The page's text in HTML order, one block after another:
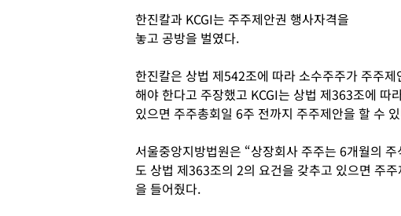
한진칼과 KCGI는 주주제안권 행사자격을
놓고 공방을 벌였다.
한진칼은 상법 제542조에 따라 소수주주가 주주
해야 한다고 주장했고 KCGI는 상법 제363조에 따
있으면 주주총회일 6주 전까지 주주제안을 할 수
서울중앙지방법원은 “상장회사 주주는 6개월의
도 상법 제363조의 2의 요건을 갖추고 있으면 주
을 들어줬다.